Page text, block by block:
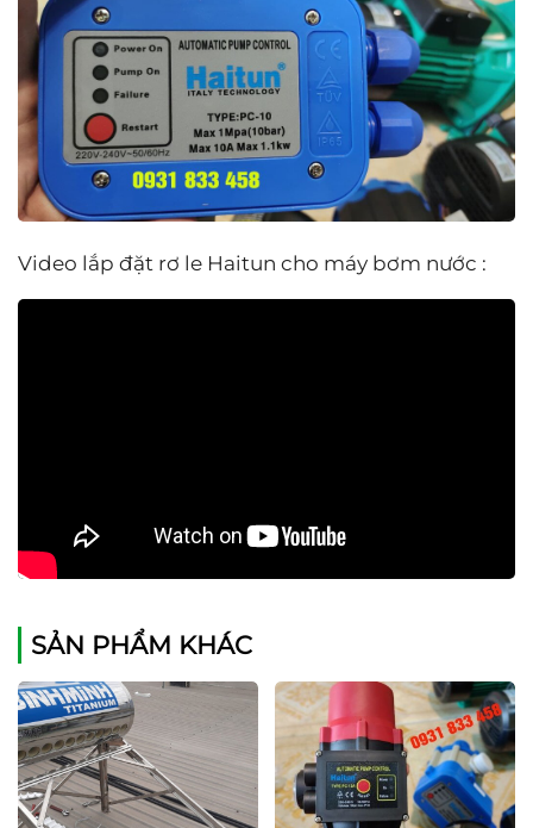
Video lắp đặt rơ le Haitun cho máy bơm nước :
SẢN PHẨM KHÁC